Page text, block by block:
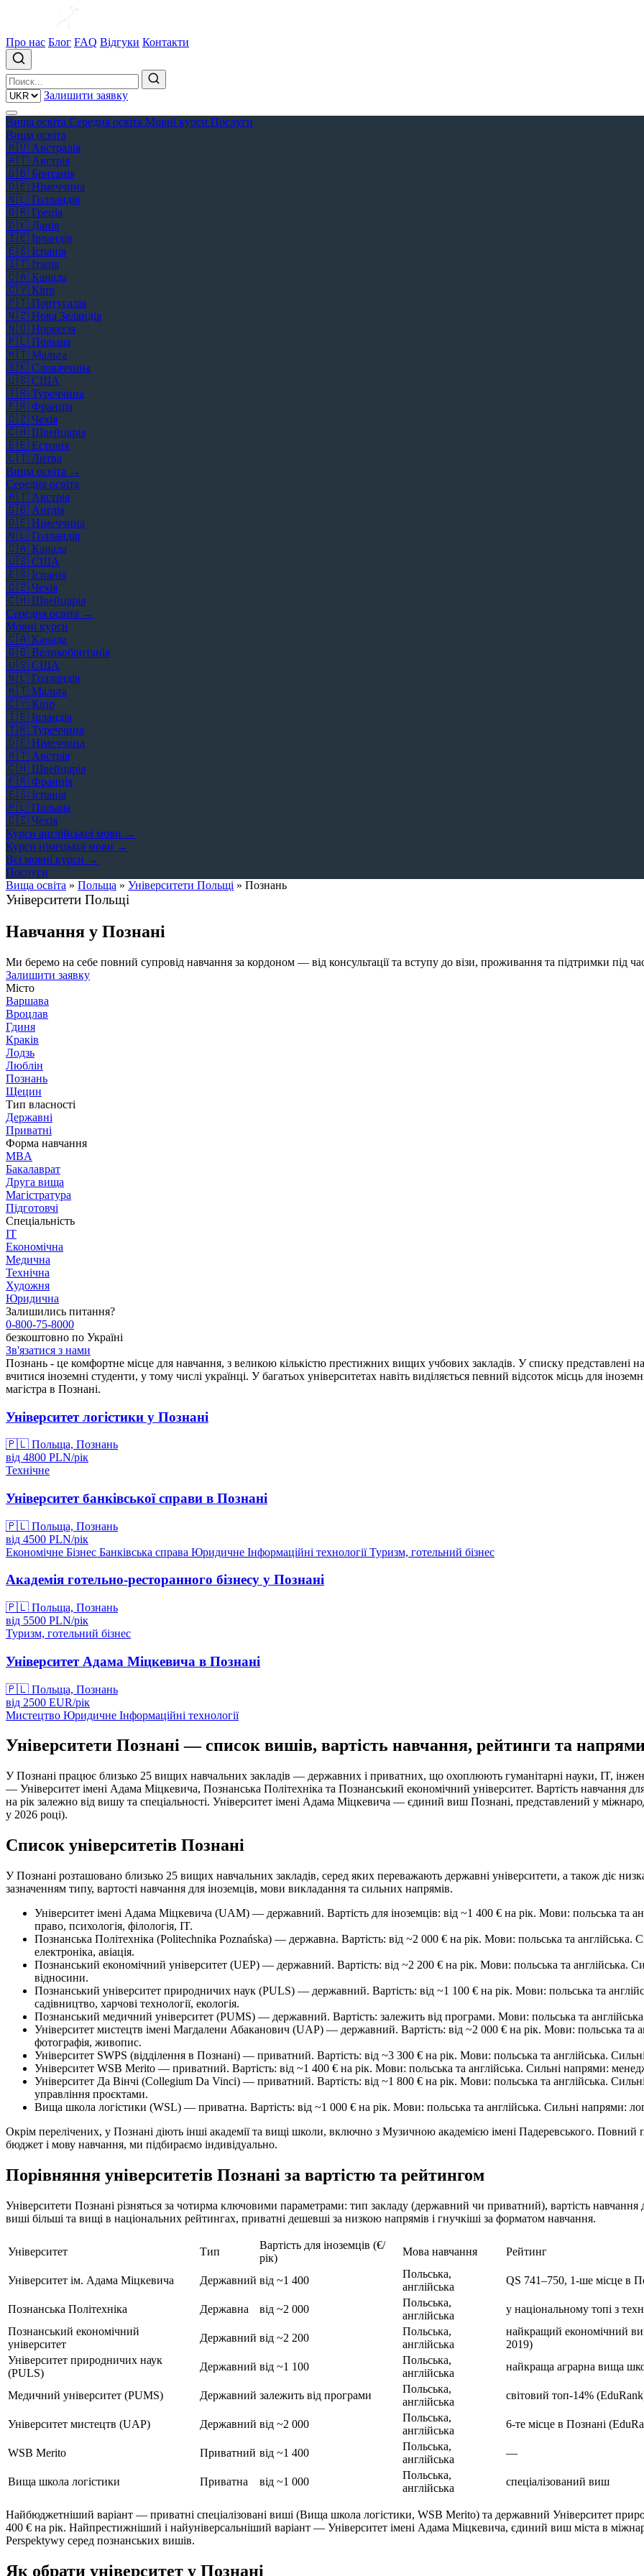
Про нас Блог FAQ Відгуки Контакти
Залишити заявку
Вища освіта Середня освіта Мовні курси Послуги
Вища освіта
🇦🇺 Австралія
🇦🇹 Австрія
🇬🇧 Британія
🇩🇪 Німеччина
🇳🇱 Голландія
🇬🇷 Греція
🇩🇰 Данія
🇮🇪 Ірландія
🇪🇸 Іспанія
🇮🇹 Італія
🇨🇦 Канада
🇨🇾 Кіпр
🇵🇹 Португалія
🇳🇿 Нова Зеландія
🇳🇴 Норвегія
🇵🇱 Польща
🇲🇹 Мальта
🇸🇰 Словаччина
🇺🇸 США
🇹🇷 Туреччина
🇫🇷 Франція
🇨🇿 Чехія
🇨🇭 Швейцарія
🇪🇪 Естонія
🇱🇹 Литва
Вища освіта →
Середня освіта
🇦🇹 Австрія
🇬🇧 Англія
🇩🇪 Німеччина
🇳🇱 Голландія
🇨🇦 Канада
🇺🇸 США
🇪🇸 Іспанія
🇨🇿 Чехія
🇨🇭 Швейцарія
Середня освіта →
Мовні курси
🇨🇦 Канада
🇬🇧 Великобританія
🇺🇸 США
🇳🇱 Голландія
🇲🇹 Мальта
🇨🇾 Кіпр
🇮🇪 Ірландія
🇹🇷 Туреччина
🇩🇪 Німеччина
🇦🇹 Австрія
🇨🇭 Швейцарія
🇫🇷 Франція
🇪🇸 Іспанія
🇵🇱 Польща
🇨🇿 Чехія
Курси англійської мови →
Курси німецької мови →
Всі мовні курси →
Послуги
Вища освіта » Польща » Університети Польщі » Познань
Університети Польщі
Навчання у Познані
Ми беремо на себе повний супровід навчання за кордоном — від консультації та вступу до візи, проживання та підтримки під
Залишити заявку
Місто
Варшава
Вроцлав
Гдиня
Краків
Лодзь
Люблін
Познань
Щецин
Тип власності
Державні
Приватні
Форма навчання
MBA
Бакалаврат
Друга вища
Магістратура
Підготовчі
Спеціальність
IT
Економічна
Медична
Технічна
Художня
Юридична
Залишились питання?
0-800-75-8000
безкоштовно по Україні
Зв'язатися з нами
Познань - це комфортне місце для навчання, з великою кількістю престижних вищих учбових закладів. У списку представлені
вчитися іноземні студенти, у тому числі українці. У багатьох університетах навіть виділяється певний відсоток місць для
магістра в Познані.
Університет логістики у Познані
🇵🇱 Польща, Познань
від 4800 PLN/рік
Технічне
Університет банківської справи в Познані
🇵🇱 Польща, Познань
від 4500 PLN/рік
Економічне Бізнес Банківська справа Юридичне Інформаційні технології Туризм, готельний бізнес
Академія готельно-ресторанного бізнесу у Познані
🇵🇱 Польща, Познань
від 5500 PLN/рік
Туризм, готельний бізнес
Університет Адама Міцкевича в Познані
🇵🇱 Польща, Познань
від 2500 EUR/рік
Мистецтво Юридичне Інформаційні технології
Університети Познані — список вишів, вартість навчання, рейтинги та
У Познані працює близько 25 вищих навчальних закладів — державних і приватних, що охоплюють гуманітарні науки, IT,
— Університет імені Адама Міцкевича, Познанська Політехніка та Познанський економічний університет. Вартість навчання
на рік залежно від вишу та спеціальності. Університет імені Адама Міцкевича — єдиний виш Познані, представлений у
у 2026 році).
Список університетів Познані
У Познані розташовано близько 25 вищих навчальних закладів, серед яких переважають державні університети, а також діє
зазначенням типу, вартості навчання для іноземців, мови викладання та сильних напрямів.
Університет імені Адама Міцкевича (UAM) — державний. Вартість для іноземців: від ~1 400 € на рік. Мови: польська та
право, психологія, філологія, IT.
Познанська Політехніка (Politechnika Poznańska) — державна. Вартість: від ~2 000 € на рік. Мови: польська та
електроніка, авіація.
Познанський економічний університет (UEP) — державний. Вартість: від ~2 200 € на рік. Мови: польська та англійська.
відносини.
Познанський університет природничих наук (PULS) — державний. Вартість: від ~1 100 € на рік. Мови: польська та
садівництво, харчові технології, екологія.
Познанський медичний університет (PUMS) — державний. Вартість: залежить від програми. Мови: польська та
Університет мистецтв імені Магдалени Абаканович (UAP) — державний. Вартість: від ~2 000 € на рік. Мови: польська та
фотографія, живопис.
Університет SWPS (відділення в Познані) — приватний. Вартість: від ~3 300 € на рік. Мови: польська та англійська.
Університет WSB Merito — приватний. Вартість: від ~1 400 € на рік. Мови: польська та англійська. Сильні напрями:
Університет Да Вінчі (Collegium Da Vinci) — приватний. Вартість: від ~1 800 € на рік. Мови: польська та англійська.
управління проєктами.
Вища школа логістики (WSL) — приватна. Вартість: від ~1 000 € на рік. Мови: польська та англійська. Сильні напрями:
Окрім перелічених, у Познані діють інші академії та вищі школи, включно з Музичною академією імені Падеревського. Повний
бюджет і мову навчання, ми підбираємо індивідуально.
Порівняння університетів Познані за вартістю та рейтингом
Університети Познані різняться за чотирма ключовими параметрами: тип закладу (державний чи приватний), вартість
виші більші та вищі в національних рейтингах, приватні дешевші за низкою напрямів і гнучкіші за форматом навчання.
Університет Тип
Вартість для іноземців (€/
рік)
Мова навчання Рейтинг
Університет ім. Адама Міцкевича Державний від ~1 400
Польська,
англійська
QS 741–750, 1-ше місце в
Познанська Політехніка Державна від ~2 000
Польська,
англійська
у національному топі з
Познанський економічний
університет
Державний від ~2 200
Польська,
англійська
найкращий економічний
2019)
Університет природничих наук
(PULS)
Державний від ~1 100
Польська,
англійська
найкраща аграрна вища
Медичний університет (PUMS) Державний залежить від програми
Польська,
англійська
світовий топ-14%
Університет мистецтв (UAP) Державний від ~2 000
Польська,
англійська
6-те місце в Познані
WSB Merito Приватний від ~1 400
Польська,
англійська
—
Вища школа логістики Приватна від ~1 000
Польська,
англійська
спеціалізований виш
Найбюджетніший варіант — приватні спеціалізовані виші (Вища школа логістики, WSB Merito) та державний Університет
400 € на рік. Найпрестижніший і найуніверсальніший варіант — Університет імені Адама Міцкевича, єдиний виш міста в
Perspektywy серед познанських вишів.
Як обрати університет у Познані